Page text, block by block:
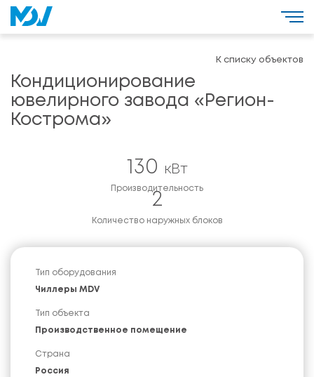
Кондиционирование
ювелирного завода «Регион-
Кострома»
К списку объектов
130 кВт
Производительность
2
Количество наружных блоков
Тип оборудования
Чиллеры MDV
Тип объекта
Производственное помещение
Страна
Россия